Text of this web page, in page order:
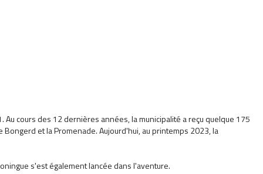
cours des 12 dernières années, la municipalité a reçu quelque 175
et la Promenade. Aujourd'hui, au printemps 2023, la
s'est également lancée dans l'aventure.